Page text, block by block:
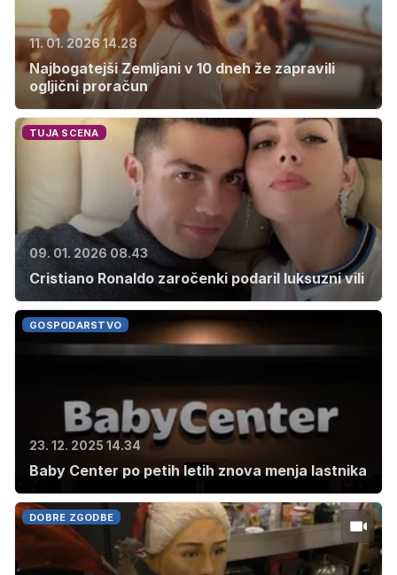
11. 01. 2026 14.28
Najbogatejši Zemljani v 10 dneh že zapravili
ogljični proračun
TUJA SCENA
09. 01. 2026 08.43
Cristiano Ronaldo zaročenki podaril luksuzni vili
GOSPODARSTVO
23. 12. 2025 14.34
Baby Center po petih letih znova menja lastnika
DOBRE ZGODBE